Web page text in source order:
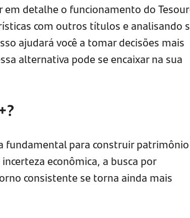
detalhe o funcionamento do
com outros títulos e analisando
ajudará você a tomar decisões mais
alternativa pode se encaixar na sua
fundamental para construir
econômica, a busca por
consistente se torna ainda mais